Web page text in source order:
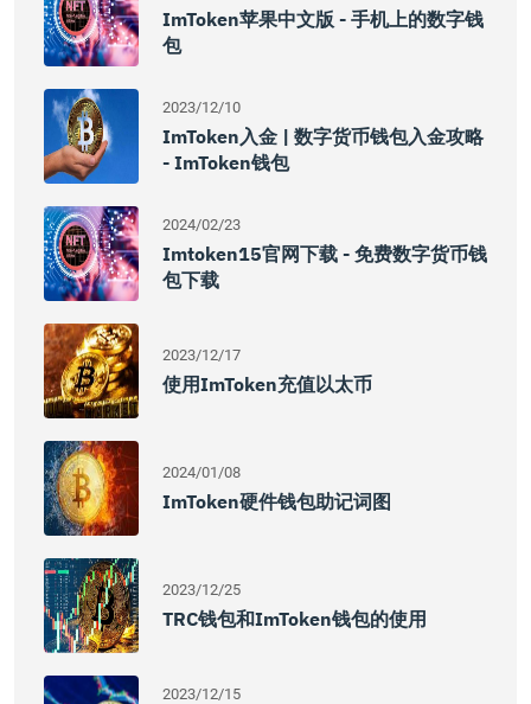
ImToken苹果中文版 - 手机上的数字钱
包
2023/12/10
ImToken入金 | 数字货币钱包入金攻略
- ImToken钱包
2024/02/23
Imtoken15官网下载 - 免费数字货币钱
包下载
2023/12/17
使用imToken充值以太币
2024/01/08
ImToken硬件钱包助记词图
2023/12/25
TRC钱包和imToken钱包的使用
2023/12/15